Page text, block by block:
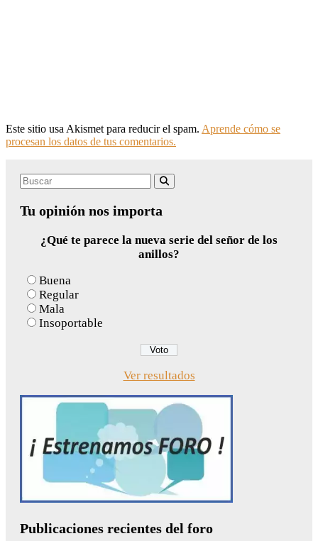
Este sitio usa Akismet para reducir el spam. Aprende cómo se
procesan los datos de tus comentarios.
Search
Tu opinión nos importa
¿Qué te parece la nueva serie del señor de los
anillos?
Buena
Regular
Mala
Insoportable
Ver resultados
Publicaciones recientes del foro